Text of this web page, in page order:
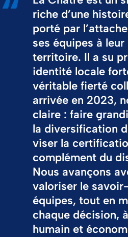
riche d’une
porté par
ses équipes à
territoire. Il a su
identité locale
véritable fierté
arrivée en 2023,
claire : faire
la diversification
viser la
complément du
Nous avançons
valoriser le
équipes, tout en
chaque décision,
humain et